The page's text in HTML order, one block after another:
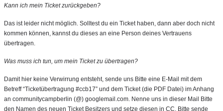
Kann ich mein Ticket zurückgeben?
Das ist leider nicht möglich. Solltest du ein Ticket haben, dann aber doch nicht
kommen können, kannst du dieses an eine Person deines Vertrauens
übertragen.
Was muss ich tun, um mein Ticket zu übertragen?
Damit hier keine Verwirrung entsteht, sende uns Bitte eine E-Mail mit dem
Betreff “Ticketübertragung #ccb17” und dem Ticket (die PDF Datei) im Anhang
an communitycampberlin (@) googlemail.com. Nenne uns in dieser Mail Bitte
den Namen des neuen Ticket Besitzers und setze diesen in CC. Bitte sende